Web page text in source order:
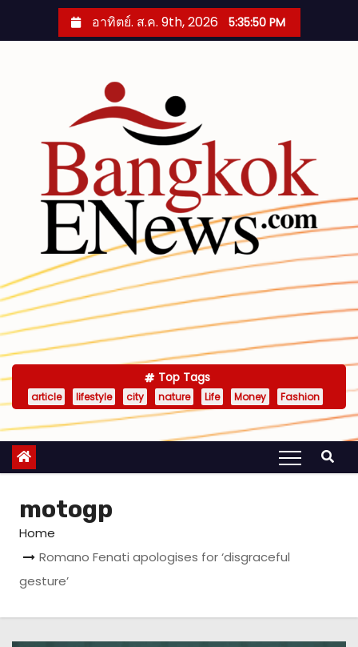
อาทิตย์. ส.ค. 9th, 2026 5:35:51 PM
Top Tags
article lifestyle city nature Life Money Fashion
motogp
Home
Romano Fenati apologises for ‘disgraceful
gesture’